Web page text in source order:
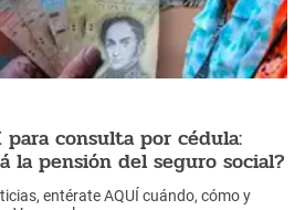
para consulta por cédula:
la pensión del seguro social?
entérate AQUÍ cuándo, cómo y